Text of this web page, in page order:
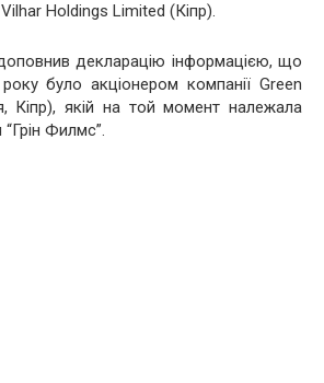
Holdings Limited (Кіпр).
декларацію інформацією, що
було акціонером компанії Green
Кіпр), якій на той момент належала
Филмс”.